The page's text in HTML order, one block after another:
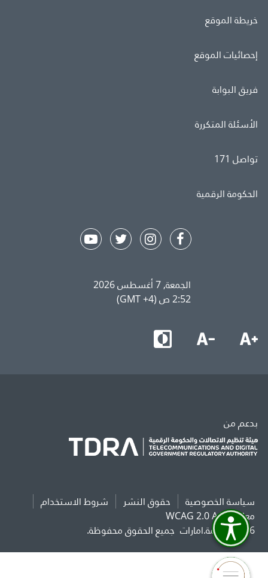
خريطة الموقع
إحصائيات الموقع
فريق البوابة
الأسئلة المتكررة
تواصل 171
الحكومة الرقمية
الجمعة, 7 أغسطس 2026
2:52 ص (GMT +4)
بدعم من
سياسة الخصوصية حقوق النشر
شروط الاستخدام
معايير WCAG 2.0 AAA
2026 حكومة.امارات
جميع الحقوق محفوظة.